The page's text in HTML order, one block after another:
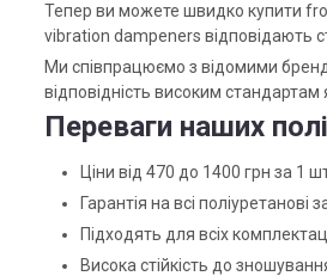
Тепер ви можете швидко купити
vibration dampeners відповідають
Ми співпрацюємо з відомими
відповідність високим стандартам
Переваги наших
Ціни від 470 до 1400 грн за 1
Гарантія на всі поліуретанові
Підходять для всіх
Висока стійкість до